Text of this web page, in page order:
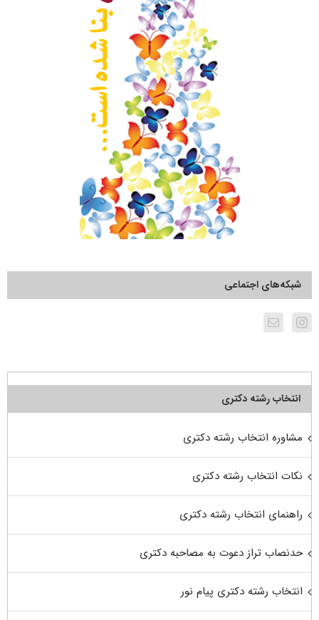
شبکه‌های اجتماعی
انتخاب رشته دکتری
مشاوره انتخاب رشته دکتری
نکات انتخاب رشته دکتری
راهنمای انتخاب رشته دکتری
حدنصاب تراز دعوت به مصاحبه دکتری
انتخاب رشته دکتری پیام نور